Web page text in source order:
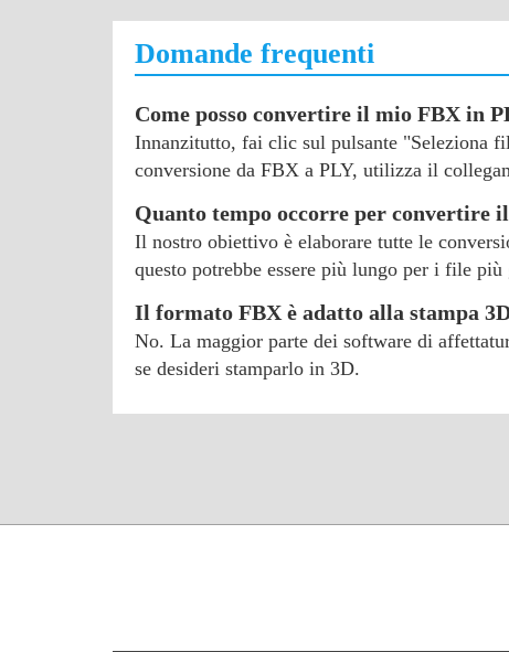
Domande frequenti
Come posso convertire il mio FBX in
Innanzitutto, fai clic sul pulsante "Seleziona
conversione da FBX a PLY, utilizza il
Quanto tempo occorre per convertire
Il nostro obiettivo è elaborare tutte le
questo potrebbe essere più lungo per i file più
Il formato FBX è adatto alla stampa
No. La maggior parte dei software di
se desideri stamparlo in 3D.